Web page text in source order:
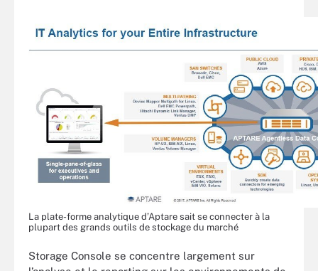
La plate-forme analytique d’Aptare sait se connecter à la
plupart des grands outils de stockage du marché
Storage Console se concentre largement sur